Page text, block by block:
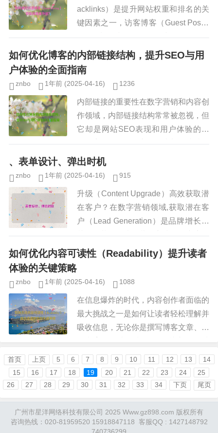
acklinks）是提升网站权重和排名的关
键因素之一，访客博客（Guest Postin
g）作为一种有效的外链建设策略，不
仅能帮助网站获取高质量的反向链接，
还能扩大...
如何优化博客的内部链接结构，提升SEO与用
户体验的全面指南
znbo 1年前 (2025-04-16) 1236
内部链接的重要性在数字营销和内容创
作领域，内部链接结构常常被忽视，但
它却是网站SEO表现和用户体验的关
键因素，一个优化良好的内部链接结构
不仅能帮助搜索引擎爬虫更好地理解您
、表单设计、弹出时机
znbo 1年前 (2025-04-16) 915
升级（Content Upgrade）高效获取潜
在客户？在数字营销领域,获取潜在客
户（Lead Generation）是品牌增长的
关键环节，传统的营销方式，如广告投
放、社交媒体推广等，虽然有效，但竞
如何优化内容可读性（Readability）提升读者
体验的关键策略
znbo 1年前 (2025-04-16) 1088
在信息爆炸的时代，内容创作者面临的
最大挑战之一是如何让读者轻松理解并
吸收信息，无论你是撰写博客文章、营
子，可读性（Readability） 都直接影
响内容的传播效果和用...
首页 上页 5 6 7 8 9 10 11 12 13
14
15
16 17 18 19 20 21 22 23 24
25
26
27 28 29 30 31 32 33 34 下页 尾页
广州市星洋网络科技有限公司 2025 Www.gz898.com 版权所有
咨询热线：020-81959520 15918847118 客服QQ : 1427148792